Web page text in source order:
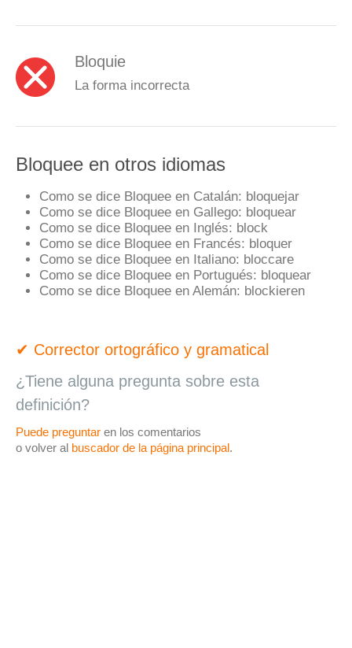
Bloquie
La forma incorrecta
Bloquee en otros idiomas
Como se dice Bloquee en Catalán: bloquejar
Como se dice Bloquee en Gallego: bloquear
Como se dice Bloquee en Inglés: block
Como se dice Bloquee en Francés: bloquer
Como se dice Bloquee en Italiano: bloccare
Como se dice Bloquee en Portugués: bloquear
Como se dice Bloquee en Alemán: blockieren
✔ Corrector ortográfico y gramatical
¿Tiene alguna pregunta sobre esta
definición?
Puede preguntar en los comentarios
o volver al buscador de la página principal.